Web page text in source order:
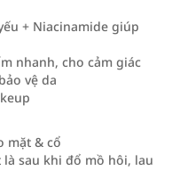
+ Niacinamide giúp
nhanh, cho cảm giác
vệ da
mặt & cổ
sau khi đổ mồ hôi, lau